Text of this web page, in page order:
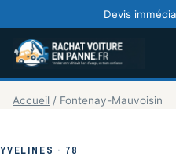
Devis
Accueil / Fontenay-Mauvoisin
YVELINES · 78